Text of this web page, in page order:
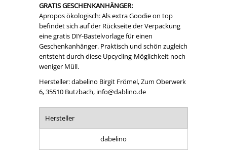
GRATIS GESCHENKANHÄNGER:
Apropos ökologisch: Als extra Goodie on top
befindet sich auf der Rückseite der Verpackung
eine gratis DIY-Bastelvorlage für einen
Geschenkanhänger. Praktisch und schön zugleich
entsteht durch diese Upcycling-Möglichkeit noch
weniger Müll.
Hersteller: dabelino Birgit Frömel, Zum Oberwerk
6, 35510 Butzbach, info@dablino.de
Hersteller
dabelino